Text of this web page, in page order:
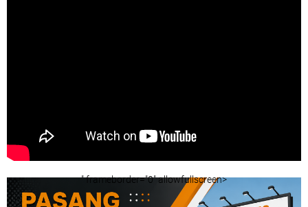
" frameborder="0" allowfullscreen>